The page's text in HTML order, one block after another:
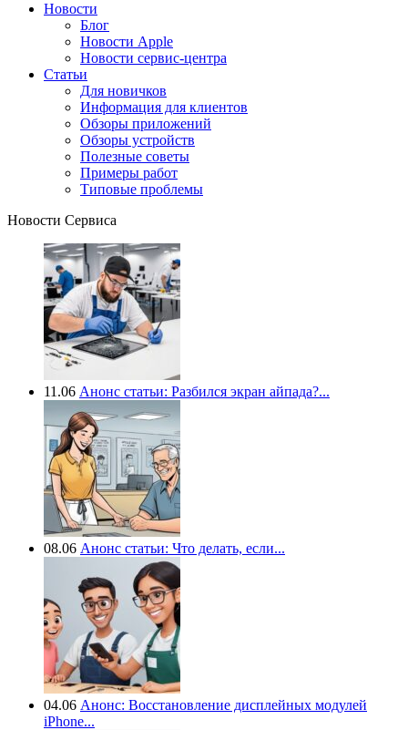
Новости
Блог
Новости Apple
Новости сервис-центра
Статьи
Для новичков
Информация для клиентов
Обзоры приложений
Обзоры устройств
Полезные советы
Примеры работ
Типовые проблемы
Новости Сервиса
11.06 Анонс статьи: Разбился экран айпада?...
08.06 Анонс статьи: Что делать, если...
04.06 Анонс: Восстановление дисплейных модулей
iPhone...